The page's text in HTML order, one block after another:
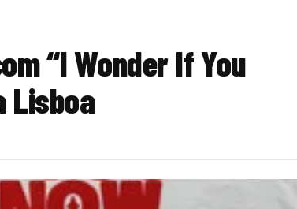
“I Wonder If You
Lisboa